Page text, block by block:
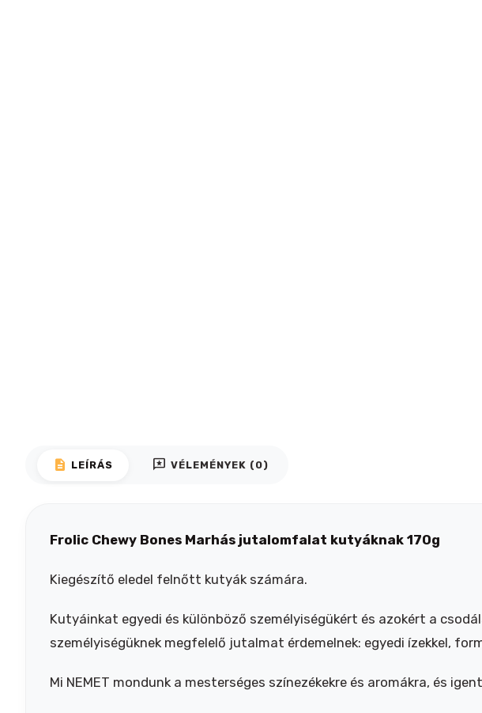
description LEÍRÁS reviews VÉLEMÉNYEK (0)
Frolic Chewy Bones Marhás jutalomfalat kutyáknak 170g
Kiegészítő eledel felnőtt kutyák számára.
Kutyáinkat egyedi és különböző személyiségükért és azokért a
személyiségüknek megfelelő jutalmat érdemelnek: egyedi ízekkel,
Mi NEMET mondunk a mesterséges színezékekre és aromákra, és